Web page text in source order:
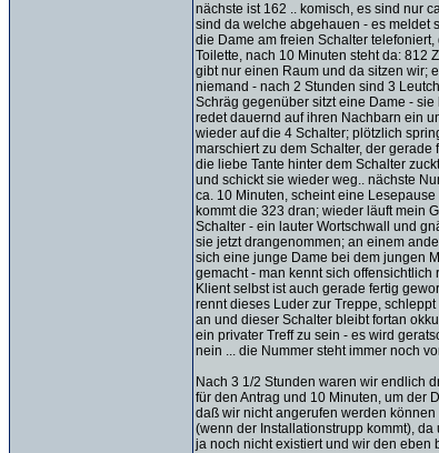
nächste ist 162 .. komisch, es sind nur
sind da welche abgehauen - es meldet
die Dame am freien Schalter telefoniert,
Toilette, nach 10 Minuten steht da: 812
gibt nur einen Raum und da sitzen wir;
niemand - nach 2 Stunden sind 3
Schräg gegenüber sitzt eine Dame - sie
redet dauernd auf ihren Nachbarn ein
wieder auf die 4 Schalter; plötzlich
marschiert zu dem Schalter, der gerade
die liebe Tante hinter dem Schalter
und schickt sie wieder weg.. nächste
ca. 10 Minuten, scheint eine Lesepause
kommt die 323 dran; wieder läuft mein
Schalter - ein lauter Wortschwall und
sie jetzt drangenommen; an einem
sich eine junge Dame bei dem jungen
gemacht - man kennt sich offensichtlich
Klient selbst ist auch gerade fertig
rennt dieses Luder zur Treppe,
an und dieser Schalter bleibt fortan
ein privater Treff zu sein - es wird
nein ... die Nummer steht immer noch
Nach 3 1/2 Stunden waren wir endlich
für den Antrag und 10 Minuten, um der
daß wir nicht angerufen werden können
(wenn der Installationstrupp kommt), da
ja noch nicht existiert und wir den eben